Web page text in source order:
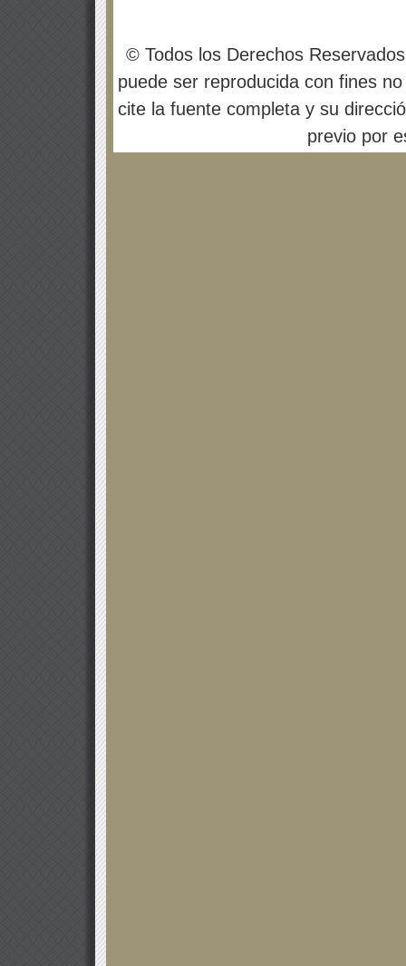
© Todos los Derechos
puede ser reproducida con fines
cite la fuente completa y su
previo por